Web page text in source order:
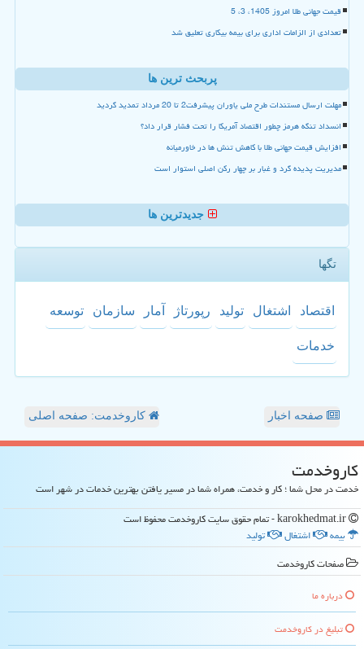
قیمت جهانی طلا امروز 1405، 3، 5
تعدادی از الزامات اداری برای بیمه بیکاری تعلیق شد
پربحث ترین ها
مهلت ارسال مستندات طرح ملی یاوران پیشرفت2 تا 20 مرداد تمدید گردید
انسداد تنگه هرمز چطور اقتصاد آمریکا را تحت فشار قرار داد؟
افزایش قیمت جهانی طلا با کاهش تنش ها در خاورمیانه
مدیریت پدیده گرد و غبار بر چهار رکن اصلی استوار است
جدیدترین ها
تگها
اقتصاد اشتغال تولید رپورتاژ آمار سازمان توسعه
خدمات
صفحه اخبار کاروخدمت: صفحه اصلی
كاروخدمت
خدمت در محل شما ؛ کار و خدمت، همراه شما در مسیر یافتن بهترین خدمات در شهر است
بیمه
اشتغال
تولید
صفحات كاروخدمت
درباره ما
تبلیغ در كاروخدمت